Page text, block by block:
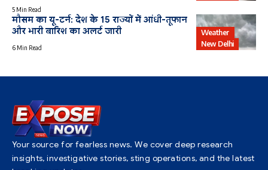
5 Min Read
Weather
New Delhi
मौसम का यू-टर्न: देश के 15 राज्यों में आंधी-तूफान
और भारी बारिश का अलर्ट जारी
6 Min Read
Your source for fearless news. We cover deep research
insights, investigative stories, sting operations, and the latest